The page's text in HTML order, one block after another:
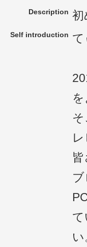
Description 初
Self introduction て
い